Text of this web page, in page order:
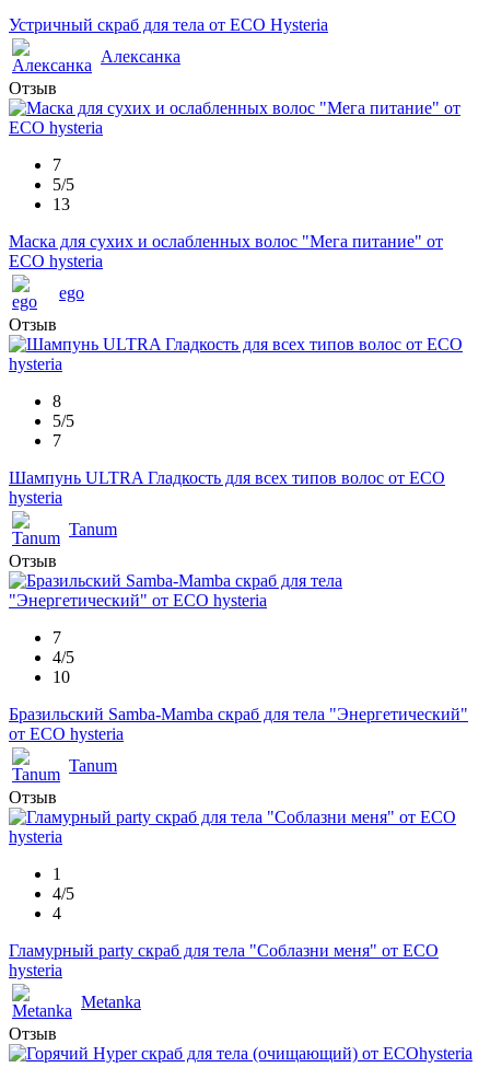
Устричный скраб для тела от ECO Hysteria
Алексанка
Отзыв
7
5/5
13
Маска для сухих и ослабленных волос "Мега питание" от
ECO hysteria
ego
Отзыв
8
5/5
7
Шампунь ULTRA Гладкость для всех типов волос от ECO
hysteria
Tanum
Отзыв
7
4/5
10
Бразильский Samba-Mamba скраб для тела "Энергетический"
от ECO hysteria
Tanum
Отзыв
1
4/5
4
Гламурный party скраб для тела "Соблазни меня" от ECO
hysteria
Metanka
Отзыв